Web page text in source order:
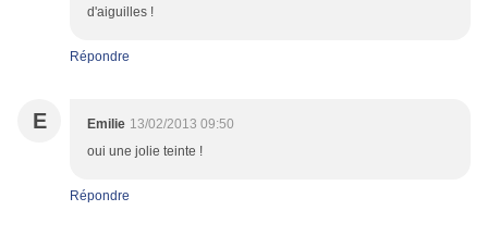
d'aiguilles !
Répondre
E Emilie 13/02/2013 09:50
oui une jolie teinte !
Répondre